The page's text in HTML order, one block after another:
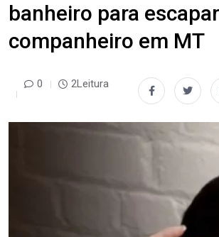
banheiro para
companheiro em MT
0 2Leitura